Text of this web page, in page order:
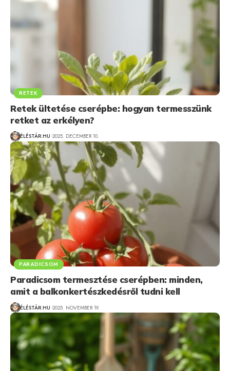
RETEK
Retek ültetése cserépbe: hogyan termesszünk
retket az erkélyen?
ÉLÉSTÁR.HU 2025. DECEMBER 10.
PARADICSOM
Paradicsom termesztése cserépben: minden,
amit a balkonkertészkedésről tudni kell
ÉLÉSTÁR.HU 2025. NOVEMBER 19.